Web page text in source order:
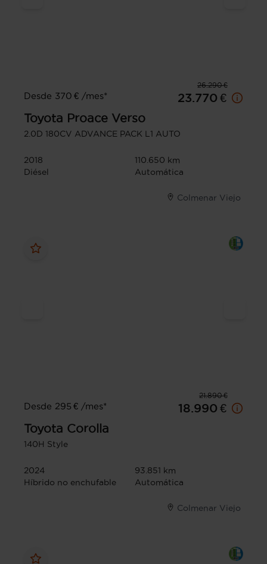
26.290 €
Desde 370 € /mes*
23.770 €
Toyota Proace Verso
2.0D 180CV ADVANCE PACK L1 AUTO
2018
110.650 km
Diésel
Automática
Colmenar Viejo
21.890 €
Desde 295 € /mes*
18.990 €
Toyota Corolla
140H Style
2024
93.851 km
Híbrido no enchufable
Automática
Colmenar Viejo